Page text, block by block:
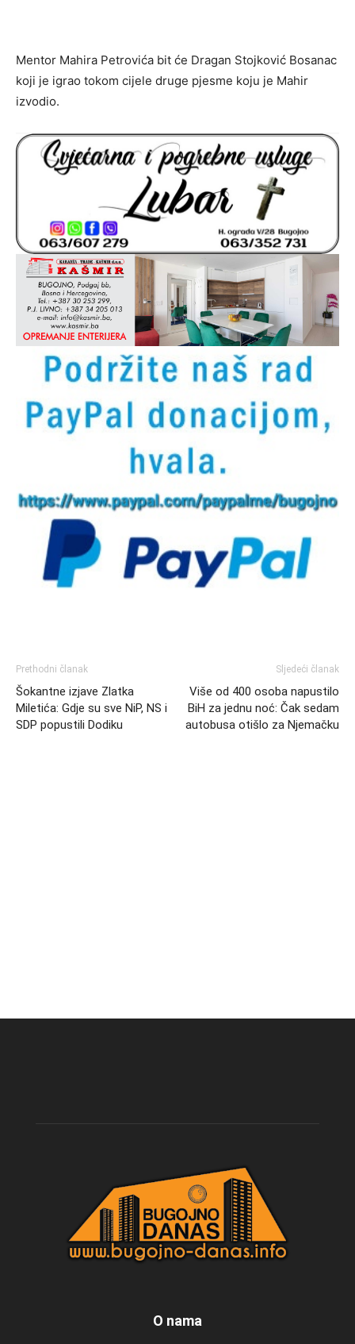
Mentor Mahira Petrovića bit će Dragan Stojković Bosanac
koji je igrao tokom cijele druge pjesme koju je Mahir
izvodio.
Prethodni članak
Šokantne izjave Zlatka
Miletića: Gdje su sve NiP, NS i
SDP popustili Dodiku
Sljedeći članak
Više od 400 osoba napustilo
BiH za jednu noć: Čak sedam
autobusa otišlo za Njemačku
O nama